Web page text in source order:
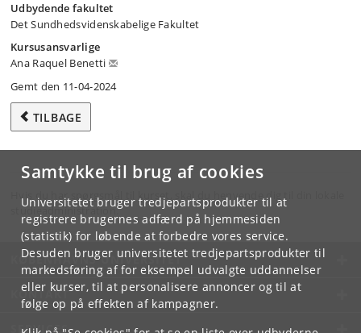
Samtykke til brug af cookies
Universitetet bruger tredjepartsprodukter til at
registrere brugernes adfærd på hjemmesiden
(statistik) for løbende at forbedre vores service.
Desuden bruger universitetet tredjepartsprodukter til
markedsføring af for eksempel udvalgte uddannelser
eller kurser, til at personalisere annoncer og til at
følge op på effekten af kampagner.
Udbydende fakultet
Det Sundhedsvidenskabelige Fakultet
Kursusansvarlige
Ana Raquel Benetti
Gemt den 11-04-2024
TILBAGE
Hvis du har spørgsmål til kurset, skal du henvende dig til din lokale
studieadministration.
KØBENHAVNS UNIVERSITET
KONTAKT
SERVICES